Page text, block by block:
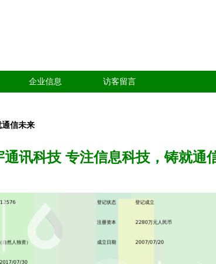
企业信息 访客留言
信未来
讯科技 专注信息科技，铸就通